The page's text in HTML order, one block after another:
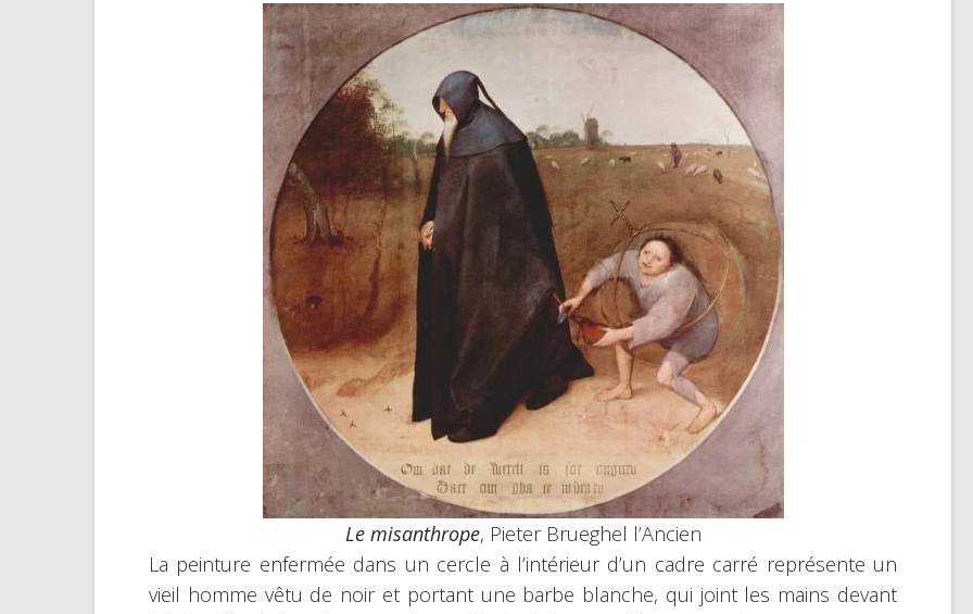
Le misanthrope, Pieter Brueghel l’Ancien
La peinture enfermée dans un cercle à l’intérieur d’un cadre carré représente un
vieil homme vêtu de noir et portant une barbe blanche, qui joint les mains devant